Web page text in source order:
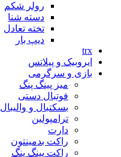
رولر شکم
دسته شنا
تخته تعادل
دیپ بار
trx
ایروبیک و پیلاتس
بازی و سرگرمی
میز پینگ پنگ
فوتبال دستی
بسکتبال و والیبال
ترامپولین
دارت
راکت بدمینتون
راکت پینگ پنگ